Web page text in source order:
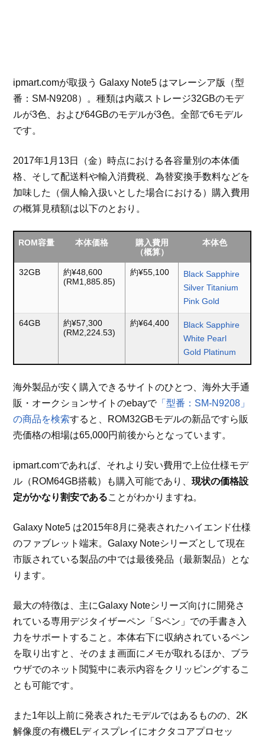
ipmart.comが取扱う Galaxy Note5 はマレーシア版（型
番：SM-N9208）。種類は内蔵ストレージ32GBのモデ
ルが3色、および64GBのモデルが3色。全部で6モデル
です。
2017年1月13日（金）時点における各容量別の本体価
格、そして配送料や輸入消費税、為替変換手数料などを
加味した（個人輸入扱いとした場合における）購入費用
の概算見積額は以下のとおり。
ROM容量 本体価格
購入費用
（概算）
本体色
32GB
約¥48,600
(RM1,885.85)
約¥55,100
Black Sapphire
Silver Titanium
Pink Gold
64GB
約¥57,300
(RM2,224.53)
約¥64,400
Black Sapphire
White Pearl
Gold Platinum
海外製品が安く購入できるサイトのひとつ、海外大手通
販・オークションサイトのebayで「型番：SM-N9208」
の商品を検索すると、ROM32GBモデルの新品ですら販
売価格の相場は65,000円前後からとなっています。
ipmart.comであれば、それより安い費用で上位仕様モデ
ル（ROM64GB搭載）も購入可能であり、現状の価格設
定がかなり割安であることがわかりますね。
Galaxy Note5 は2015年8月に発表されたハイエンド仕様
のファブレット端末。Galaxy Noteシリーズとして現在
市販されている製品の中では最後発品（最新製品）とな
ります。
最大の特徴は、主にGalaxy Noteシリーズ向けに開発さ
れている専用デジタイザーペン「Sペン」での手書き入
力をサポートすること。本体右下に収納されているペン
を取り出すと、そのまま画面にメモが取れるほか、ブラ
ウザでのネット閲覧中に表示内容をクリッピングするこ
とも可能です。
また1年以上前に発表されたモデルではあるものの、2K
解像度の有機ELディスプレイにオクタコアプロセッ